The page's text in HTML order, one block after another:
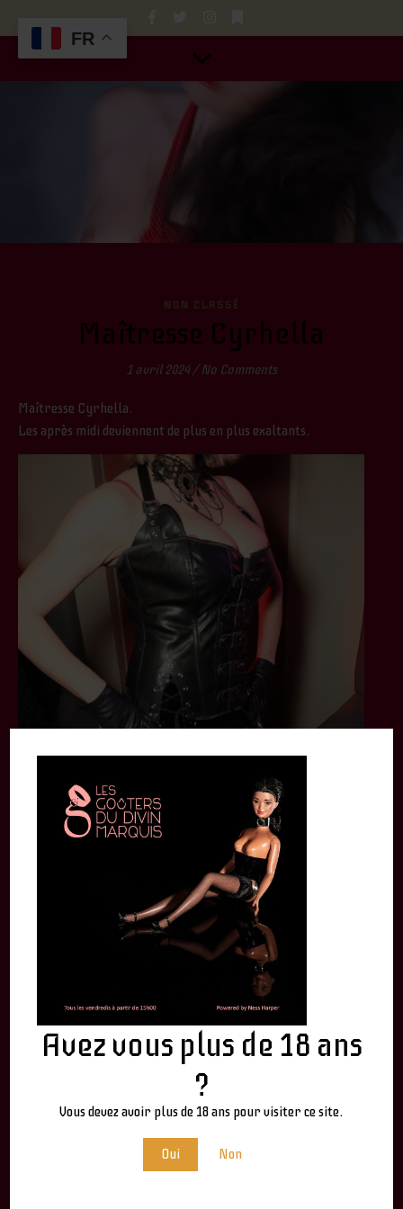
Avez vous plus de 18 ans
?
Vous devez avoir plus de 18 ans pour visiter ce site.
Oui Non
NON CLASSÉ
Maîtresse Cyrhella
1 avril 2024 / No Comments
Maîtresse Cyrhella.
Les après midi deviennent de plus en plus exaltants.
Ness Harper
LEAVE A REPLY
Votre adresse e-mail ne sera pas publiée.
obligatoires sont indiqués avec
FR